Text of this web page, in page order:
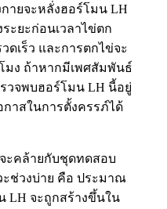
ายจะหลั่งฮอร์โมน LH
ะยะก่อนเวลาไข่ตก
ดเร็ว และการตกไข่จะ
มง ถ้าหากมีเพศสัมพันธ์
วจพบฮอร์โมน LH นี้อยู่
าสในการตั้งครรภ์ได้
ะคล้ายกับชุดทดสอบ
ะช่วงบ่าย คือ ประมาณ
LH จะถูกสร้างขึ้นใน